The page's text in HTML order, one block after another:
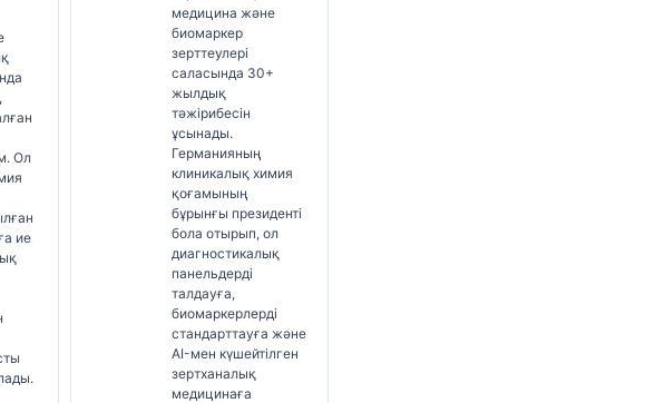
Ол
ие
медицина және
биомаркер
зерттеулері
саласында 30+
жылдық
тәжірибесін
ұсынады.
Германияның
клиникалық химия
қоғамының
бұрынғы президенті
бола отырып, ол
диагностикалық
панельдерді
талдауға,
биомаркерлерді
стандарттауға және
AI-мен күшейтілген
зертханалық
медицинаға